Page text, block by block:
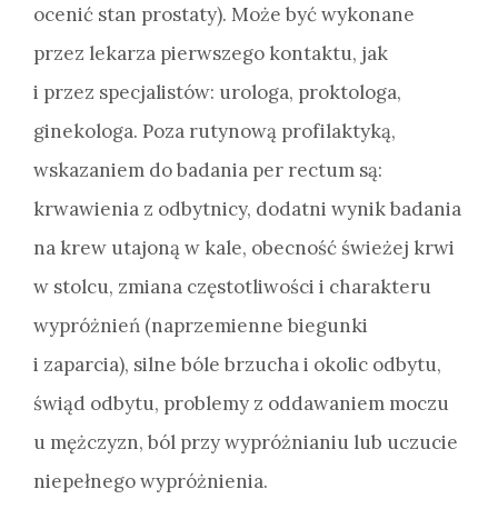
ocenić stan prostaty). Może być wykonane
przez lekarza pierwszego kontaktu, jak
i przez specjalistów: urologa, proktologa,
ginekologa. Poza rutynową profilaktyką,
wskazaniem do badania per rectum są:
krwawienia z odbytnicy, dodatni wynik badania
na krew utajoną w kale, obecność świeżej krwi
w stolcu, zmiana częstotliwości i charakteru
wypróżnień (naprzemienne biegunki
i zaparcia), silne bóle brzucha i okolic odbytu,
świąd odbytu, problemy z oddawaniem moczu
u mężczyzn, ból przy wypróżnianiu lub uczucie
niepełnego wypróżnienia.